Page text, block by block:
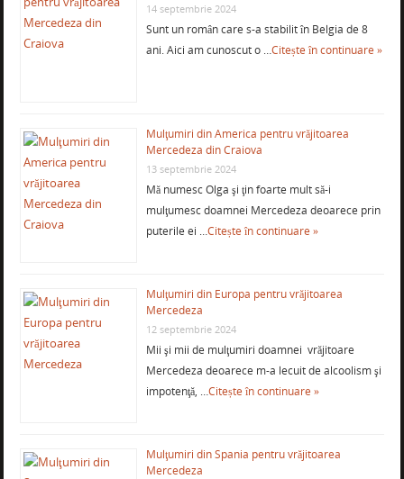
14 septembrie 2024
Sunt un român care s-a stabilit în Belgia de 8
ani. Aici am cunoscut o …Citește în continuare »
Mulţumiri din America pentru vrăjitoarea
Mercedeza din Craiova
13 septembrie 2024
Mă numesc Olga şi ţin foarte mult să-i
mulţumesc doamnei Mercedeza deoarece prin
puterile ei …Citește în continuare »
Mulţumiri din Europa pentru vrăjitoarea
Mercedeza
12 septembrie 2024
Mii şi mii de mulţumiri doamnei vrăjitoare
Mercedeza deoarece m-a lecuit de alcoolism şi
impotenţă, …Citește în continuare »
Mulţumiri din Spania pentru vrăjitoarea
Mercedeza